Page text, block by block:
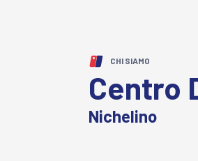
CHI SIAMO
Centro
Nichelino